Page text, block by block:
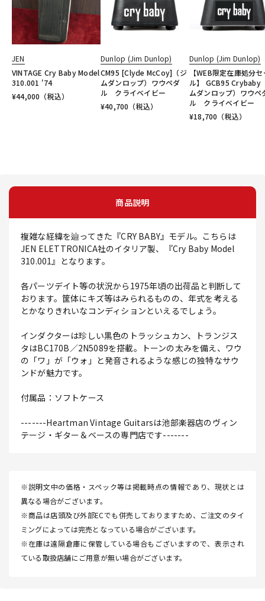
JEN
VINTAGE Cry Baby Model
310.001 '74
¥44,000 （税込）
Dunlop (Jim Dunlop)
CM95 [Clyde McCoy]（ジ
ムダンロップ）ワウペダ
ル クライベイビー
¥40,700 （税込）
Dunlop (Jim Dunlop)
【WEB限定在庫処分
ル】 GCB95 Crybaby
ムダンロップ）ワウペ
ル クライベイビー
¥18,700 （税込）
商品説明
複雑な経緯を辿ってきた『CRY BABY』モデル。こちらは
JEN ELETTRONICA社のイタリア製、『Cry Baby Model
310.001』となります。
各パーツデイト等の状況から1975年頃の出荷品と判断して
おります。筐体にキズ等はみられるものの、年式を考える
とかなりきれいなコンディションといえるでしょう。
インダクターは珍しい黒色のトラッシュカン、トランジス
タはBC170B／2N5089を搭載。トーンの太みを備え、ワウ
の「ワ」が「ウォ」と発音されるような感じの独特なサウ
ンドが魅力です。
付属品：ソフトケース
-------Heartman Vintage Guitarsは池部楽器店のヴィン
テージ・ギター＆ベースの専門店です-------
※説明文中の価格・スペック等は掲載時点の情報であり、現状とは
異なる場合がございます。
※商品は店頭及び外部ECでも併売しておりますため、ご注文のタイ
ミングによっては完売となっている場合がございます。
※在庫は遠隔倉庫に保管している場合もございますので、表示され
ている取扱店舗にご用意が無い場合がございます。